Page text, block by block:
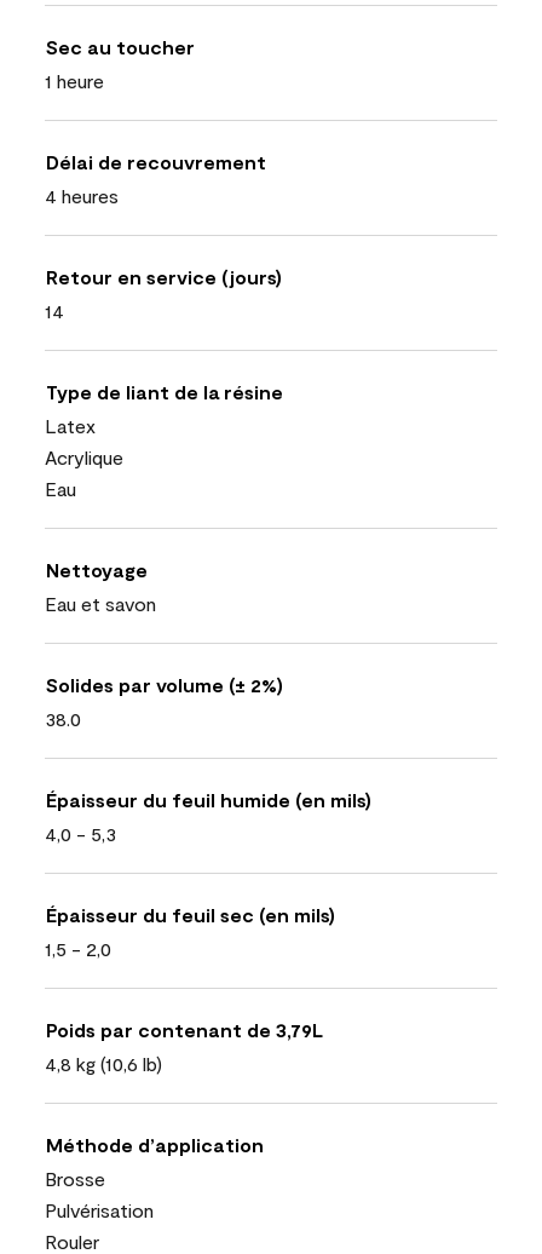
Sec au toucher
1 heure
Délai de recouvrement
4 heures
Retour en service (jours)
14
Type de liant de la résine
Latex
Acrylique
Eau
Nettoyage
Eau et savon
Solides par volume (± 2%)
38.0
Épaisseur du feuil humide (en mils)
4,0 - 5,3
Épaisseur du feuil sec (en mils)
1,5 - 2,0
Poids par contenant de 3,79L
4,8 kg (10,6 lb)
Méthode d’application
Brosse
Pulvérisation
Rouler